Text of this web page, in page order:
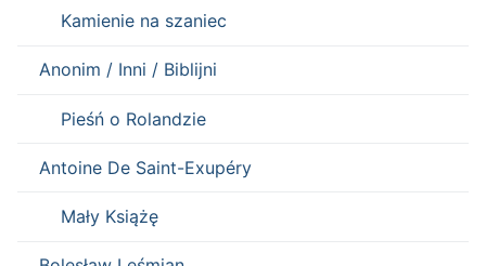
Kamienie na szaniec
Anonim / Inni / Biblijni
Pieśń o Rolandzie
Antoine De Saint-Exupéry
Mały Książę